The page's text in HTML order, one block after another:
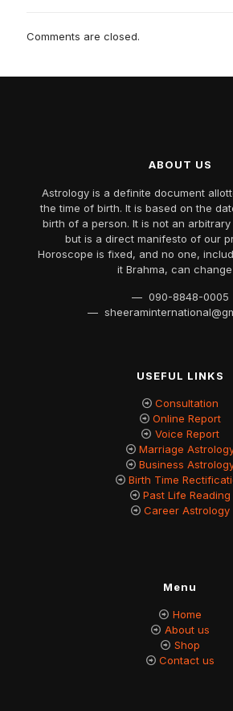
Comments are closed.
ABOUT US
Astrology is a definite document
the time of birth. It is based on the
birth of a person. It is not an
but is a direct manifesto of our
Horoscope is fixed, and no one,
it Brahma, can change
— 090-8848-0005
—
USEFUL LINKS
Consultation
Online Report
Voice Report
Marriage
Business
Birth Time
Past Life Reading
Career Astrology
Menu
Home
About us
Shop
Contact us